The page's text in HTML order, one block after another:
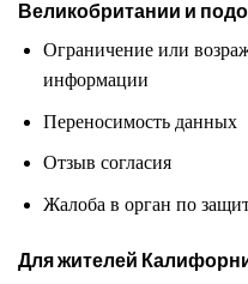
Великобритании и
Ограничение или
информации
Переносимость данных
Отзыв согласия
Жалоба в орган по
Для жителей